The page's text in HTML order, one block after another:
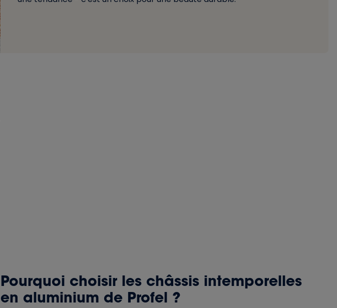
Pourquoi choisir les châssis intemporelles
en aluminium de Profel ?